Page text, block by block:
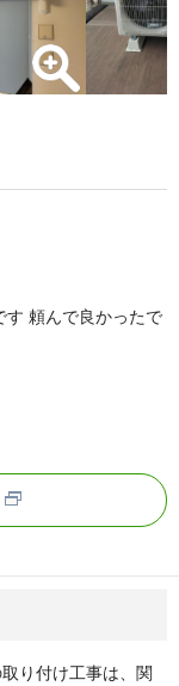
す 頼んで良かったで
り付け工事は、関